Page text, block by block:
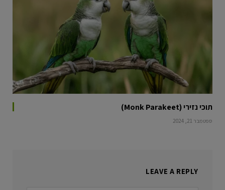
תוכי נזירי (Monk Parakeet)
ספטמבר 21, 2024
LEAVE A REPLY